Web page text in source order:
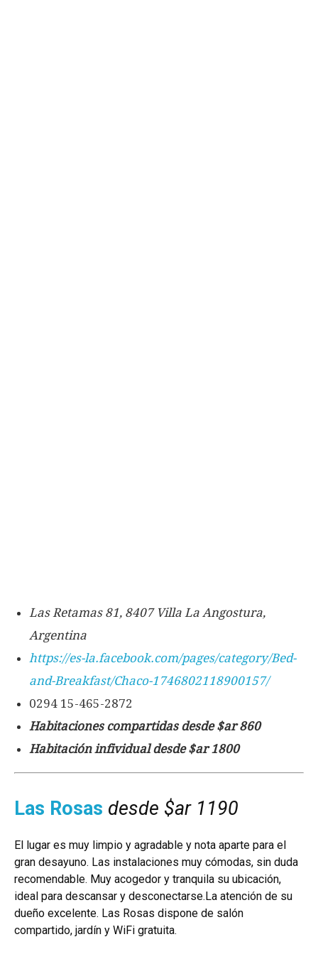
Las Retamas 81, 8407 Villa La Angostura,
Argentina
https://es-la.facebook.com/pages/category/Bed-
and-Breakfast/Chaco-1746802118900157/
0294 15-465-2872
Habitaciones compartidas desde $ar 860
Habitación infividual desde $ar 1800
Las Rosas desde $ar 1190
El lugar es muy limpio y agradable y nota aparte para el
gran desayuno. Las instalaciones muy cómodas, sin duda
recomendable. Muy acogedor y tranquila su ubicación,
ideal para descansar y desconectarse.La atención de su
dueño excelente. Las Rosas dispone de salón
compartido, jardín y WiFi gratuita.